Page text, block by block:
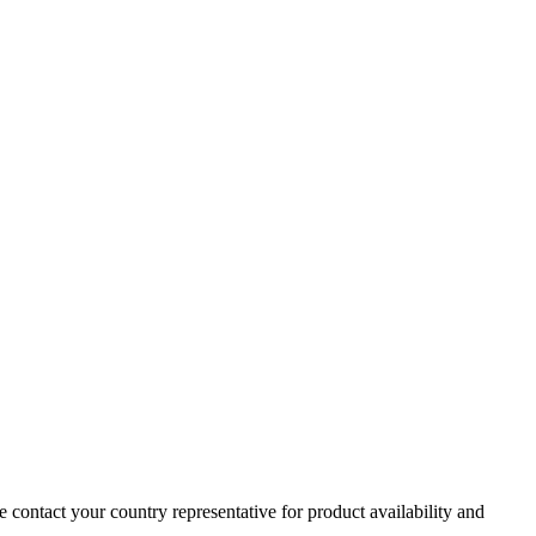
contact your country representative for product availability and